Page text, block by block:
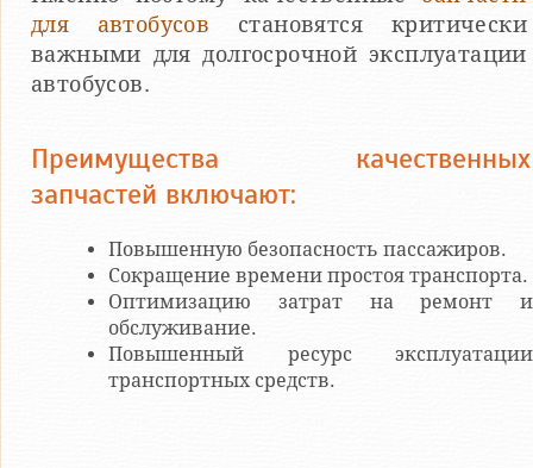
для автобусов становятся критически
важными для долгосрочной эксплуатации
автобусов.
Преимущества качественных
запчастей включают:
Повышенную безопасность пассажиров.
Сокращение времени простоя транспорта.
Оптимизацию затрат на ремонт и
обслуживание.
Повышенный ресурс эксплуатации
транспортных средств.